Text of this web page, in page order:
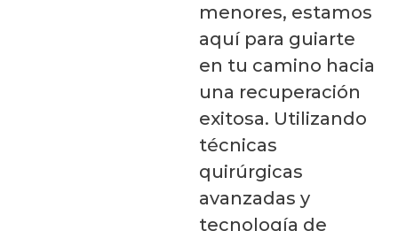
menores, estamos
aquí para guiarte
en tu camino hacia
una recuperación
exitosa. Utilizando
técnicas
quirúrgicas
avanzadas y
tecnología de